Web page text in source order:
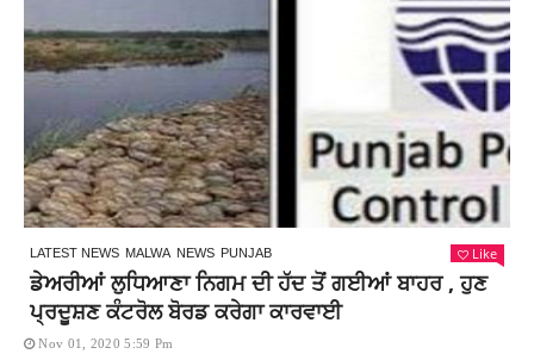
LATEST NEWS MALWA NEWS PUNJAB Like
ਡੇਅਰੀਆਂ ਲੁਧਿਆਣਾ ਨਿਗਮ ਦੀ ਹੱਦ ਤੋਂ ਗਈਆਂ ਬਾਹਰ , ਹੁਣ
ਪ੍ਰਦੂਸ਼ਣ ਕੰਟਰੋਲ ਬੋਰਡ ਕਰੇਗਾ ਕਾਰਵਾਈ
Nov 01, 2020 5:59 Pm